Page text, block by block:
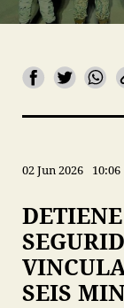
02 Jun 2026 10:06
SEIS